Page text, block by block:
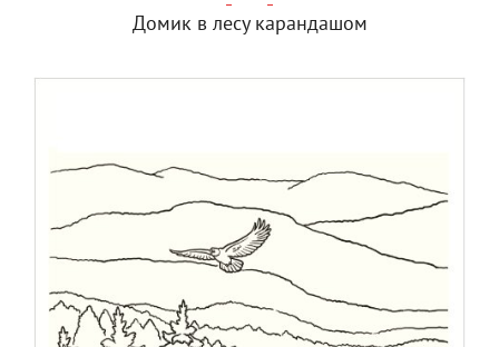
Домик в лесу карандашом